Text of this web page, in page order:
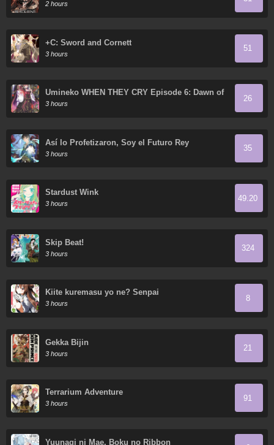
2 hours
+C: Sword and Cornett
3 hours
51
Umineko WHEN THEY CRY Episode 6: Dawn of
the Golden Witch
3 hours
26
Así lo Profetizaron, Soy el Futuro Rey
3 hours
35
Stardust Wink
3 hours
49.20
Skip Beat!
3 hours
324
Kiite kuremasu yo ne? Senpai
3 hours
8
Gekka Bijin
3 hours
21
Terrarium Adventure
3 hours
91
Yuunagi ni Mae, Boku no Ribbon